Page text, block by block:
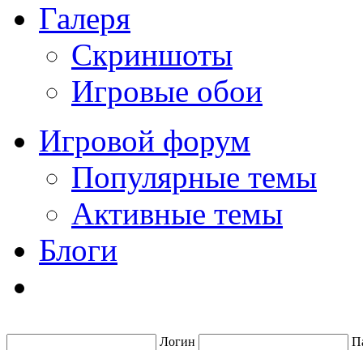
Галеря
Скриншоты
Игровые обои
Игровой форум
Популярные темы
Активные темы
Блоги
Логин